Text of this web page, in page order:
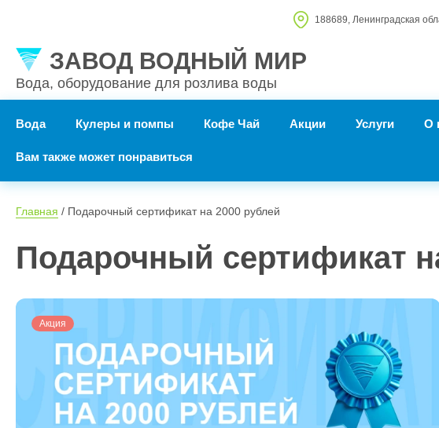
188689, Ленинградская
ЗАВОД ВОДНЫЙ МИР
Вода, оборудование для розлива воды
Вода Кулеры и помпы Кофе Чай Акции Услуги О
Вам также может понравиться
Главная / Подарочный сертификат на 2000 рублей
Подарочный сертификат
Акция